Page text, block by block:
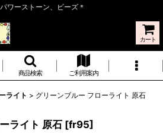
ワーストーン、ビーズ＊
カート
商品検索 ご利用案内
ライト > グリーンブルー フローライト 原石
ライト 原石 [fr95]